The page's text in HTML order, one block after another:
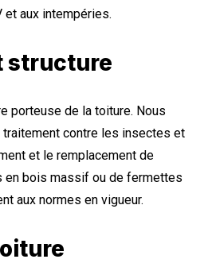
et aux intempéries.
structure
porteuse de la toiture. Nous
contre les insectes et
et le remplacement de
en bois massif ou de fermettes
aux normes en vigueur.